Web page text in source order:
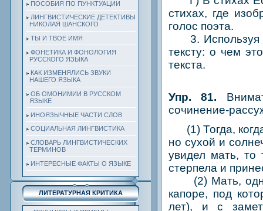
ПОСОБИЯ ПО ПУНКТУАЦИИ
ЛИНГВИСТИЧЕСКИЕ ДЕТЕКТИВЫ
НИКОЛАЯ ШАНСКОГО
ТЫ И ТВОЕ ИМЯ
ФОНЕТИКА И ФОНОЛОГИЯ
РУССКОГО ЯЗЫКА
КАК ИЗМЕНЯЛИСЬ ЗВУКИ
НАШЕГО ЯЗЫКА
ОБ ОМОНИМИИ В РУССКОМ
ЯЗЫКЕ
ИНОЯЗЫЧНЫЕ ЧАСТИ СЛОВ
СОЦИАЛЬНАЯ ЛИНГВИСТИКА
СЛОВАРЬ ЛИНГВИСТИЧЕСКИХ
ТЕРМИНОВ
ИНТЕРЕСНЫЕ ФАКТЫ О ЯЗЫКЕ
ЛИТЕРАТУРНАЯ КРИТИКА
стихах, где
голос поэта.
3. Используя
тексту: о чем
текста.
Упр. 81.
сочинение-
(1) Тогда,
но сухой и
увидел мать, то
стерпела и
(2) Мать,
капоре, под
лет), и с